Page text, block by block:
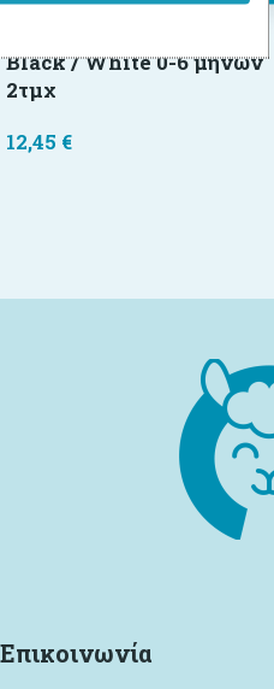
ΕΞΑΝΤΛΗΜΈΝΟ
Black / White 0-6 μηνών
2τμχ
12,45 €
Επικοινωνία